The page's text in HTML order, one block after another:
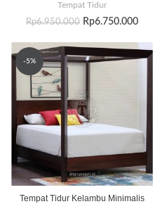
Tempat Tidur
Rp6.950.000 Rp6.750.000
-5%
Tempat Tidur Kelambu Minimalis